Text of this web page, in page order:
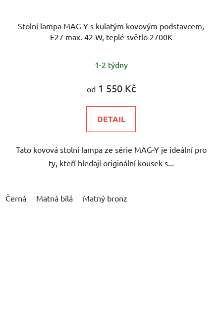
Stolní lampa MAG-Y s kulatým kovovým podstavcem,
E27 max. 42 W, teplé světlo 2700K
1-2 týdny
od1 550 Kč
DETAIL
Tato kovová stolní lampa ze série MAG-Y je ideální pro
ty, kteří hledají originální kousek s...
Černá Matná bílá Matný bronz